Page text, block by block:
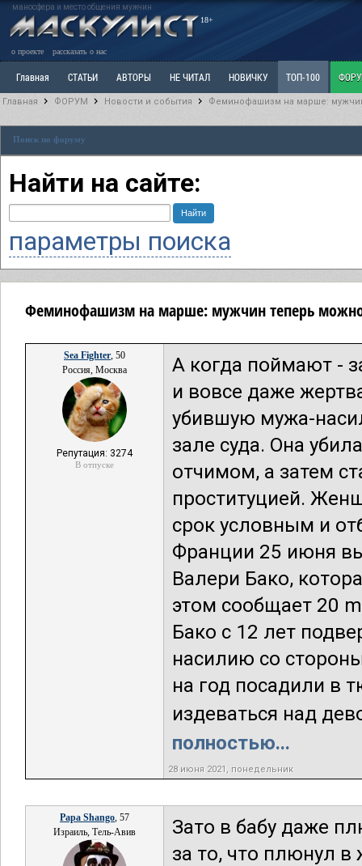
маносфера и место общения мужчин
18+
о проекте рассказать о нас
Главная СТАТЬИ АВТОРЫ НЕ ЧИТАЛ НОВИЧКУ ТОП-100
Ветка: Наболевшее. Выскажись!
РАЗДЕЛ: Разное
Главная ФОРУМ Новости и события Феминофашизм на марше:
Поиск по форуму
Найти на сайте:
параметры поиска
Феминофашизм на марше: мужчин теперь можно
Sea Fighter, 50
Россия, Москва
Репутация: 3274
В отпуске
А когда поймают -
и вовсе даже
убившую мужа-
зале суда. Она
отчимом, а затем
проституцией.
срок условным и
Франции 25 июня
Валери Бако,
этом сообщает 20
Бако с 12 лет
насилию со
на год посадили в
издеваться над
полностью...
28 июня 2021, понедельник
Papa Shango, 57
Израиль, Тель-Авив
Зато в бабу даже
за то, что плюнул